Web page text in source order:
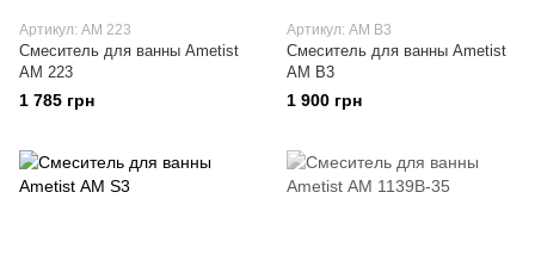
Артикул: АМ 223
Смеситель для ванны Ametist
АМ 223
1 785 грн
Артикул: АМ B3
Смеситель для ванны Ametist
АМ B3
1 900 грн